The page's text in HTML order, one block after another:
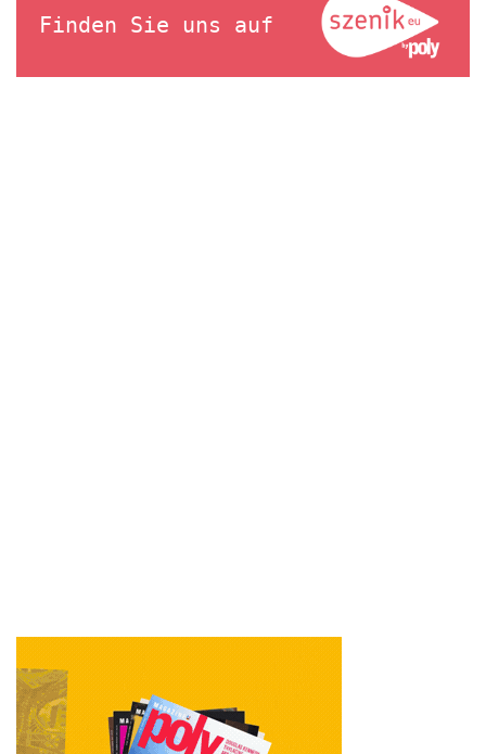
Finden Sie uns auf